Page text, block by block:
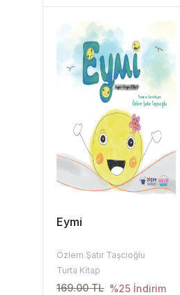
Eymi
Özlem Şatır Taşcıoğlu
Turta Kitap
169.00 TL %25 İndirim